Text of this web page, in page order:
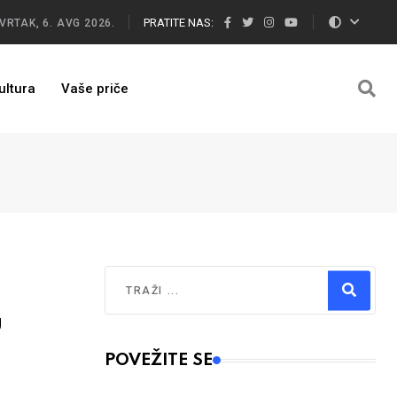
6. AVG 2026. PRATITE NAS:
Vaše priče
Type 2 or more characters for results.
POVEŽITE SE